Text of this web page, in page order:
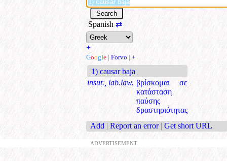
Spanish ⇄
+
Google | Forvo | +
1) causar baja
insur., lab.law. βρίσκομαι σε
κατάσταση
παύσης
δραστηριότητας
Add | Report an error | Get short URL
ADVERTISEMENT